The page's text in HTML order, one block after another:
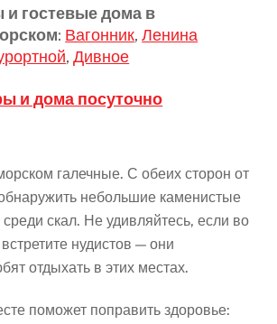
и гостевые дома в
: Вагонник,Ленина
,Дивное
и дома посуточно
галечные. С обеих сторон от
небольшие каменистые
скал. Не удивляйтесь, если во
нудистов — они
отдыхать в этих местах.
поможет поправить здоровье: